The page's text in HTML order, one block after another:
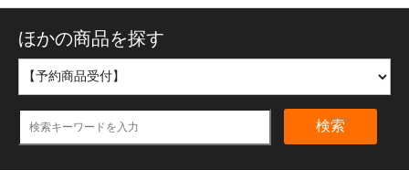
ほかの商品を探す
検索